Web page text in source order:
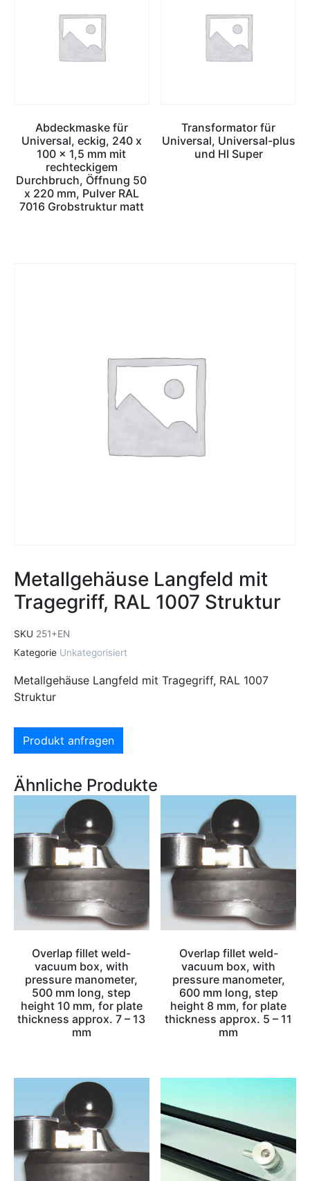
Abdeckmaske für
Universal, eckig, 240 x
100 x 1,5 mm mit
rechteckigem
Durchbruch, Öffnung 50
x 220 mm, Pulver RAL
7016 Grobstruktur matt
Transformator für
Universal, Universal-plus
und HI Super
Metallgehäuse Langfeld mit
Tragegriff, RAL 1007 Struktur
SKU 251+EN
Kategorie Unkategorisiert
Metallgehäuse Langfeld mit Tragegriff, RAL 1007
Struktur
Produkt anfragen
Ähnliche Produkte
Overlap fillet weld-
vacuum box, with
pressure manometer,
500 mm long, step
height 10 mm, for plate
thickness approx. 7 – 13
mm
Overlap fillet weld-
vacuum box, with
pressure manometer,
600 mm long, step
height 8 mm, for plate
thickness approx. 5 – 11
mm